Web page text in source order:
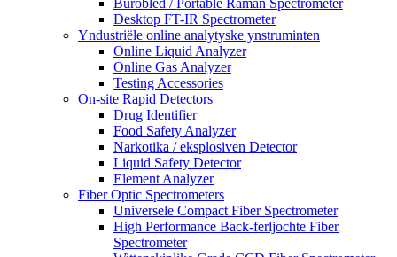
Buroblêd / Portable Raman Spectrometer
Desktop FT-IR Spectrometer
Yndustriële online analytyske ynstruminten
Online Liquid Analyzer
Online Gas Analyzer
Testing Accessories
On-site Rapid Detectors
Drug Identifier
Food Safety Analyzer
Narkotika / eksplosiven Detector
Liquid Safety Detector
Element Analyzer
Fiber Optic Spectrometers
Universele Compact Fiber Spectrometer
High Performance Back-ferljochte Fiber
Spectrometer